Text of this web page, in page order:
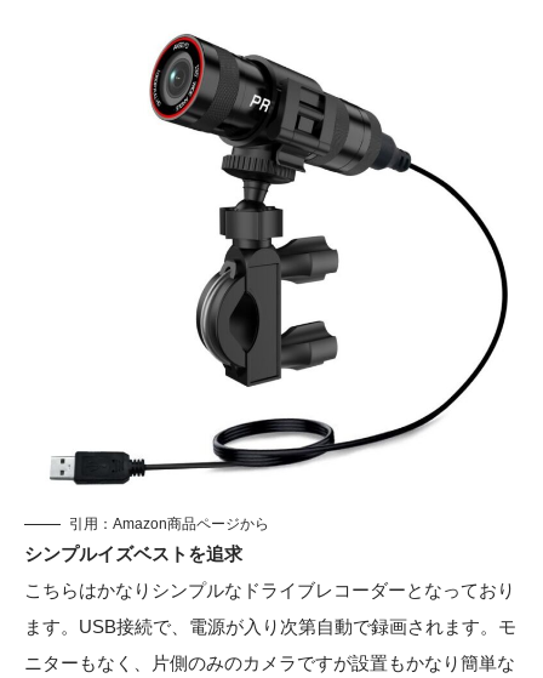
引用： Amazon商品ページから
シンプルイズベストを追求
こちらはかなりシンプルなドライブレコーダーとなっており
ます。USB接続で、電源が入り次第自動で録画されます。モ
ニターもなく、片側のみのカメラですが設置もかなり簡単な